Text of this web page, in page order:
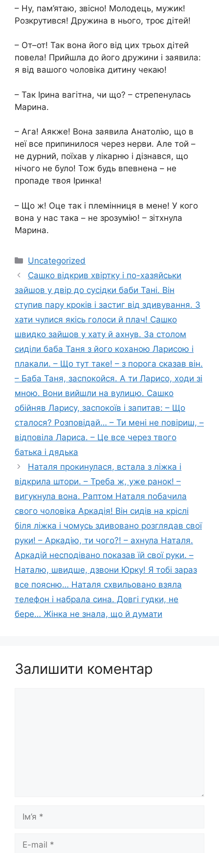
– Ну, пам’ятаю, звісно! Молодець, мужик!
Розкрутився! Дружина в нього, троє дітей!
– От–от! Так вона його від цих трьох дітей
повела! Прийшла до його дружини і заявила:
я від вашого чоловіка дитину чекаю!
– Так Ірина вагітна, чи що? – стрепенулась
Марина.
– Ага! Аякже! Вона заявила Анатолію, що в
неї все припинилося через нерви. Але той –
не дурний, поїхав у лікарню і дізнався, що
нічого не було! Тож будь впевнена – не
пропаде твоя Іринка!
– Що ж! Оце так і племінниця в мене! У кого
вона у нас така – не зрозумію! – зітхнула
Марина.
Категорії
Uncategorized
Сашко відкрив хвіртку і по-хазяйськи
зайшов у двір до сусідки баби Тані. Він
ступив пару кроків і застиг від здивування. З
хати чулися якісь голоси й плач! Сашко
швидко зайшов у хату й ахнув. За столом
сиділи баба Таня з його коханою Ларисою і
плакали. – Що тут таке! – з порога сказав він.
– Баба Таня, заспокойся. А ти Ларисо, ходи зі
мною. Вони вийшли на вулицю. Сашко
обійняв Ларису, заспокоїв і запитав: – Що
сталося? Розповідай… – Ти мені не повіриш, –
відповіла Лариса. – Це все через твого
батька і дядька
Наталя прокинулася, встала з ліжка і
відкрила штори. – Треба ж, уже ранок! –
вигукнула вона. Раптом Наталя побачила
свого чоловіка Аркадія! Він сидів на кріслі
біля ліжка і чомусь здивовано розглядав свої
руки! – Аркадію, ти чого?! – ахнула Наталя.
Аркадій несподівано показав їй свої руки. –
Наталю, швидше, дзвони Юрку! Я тобі зараз
все поясню… Наталя схвильовано взяла
телефон і набрала сина. Довгі гудки, не
бере… Жінка не знала, що й думати
Залишити коментар
mail